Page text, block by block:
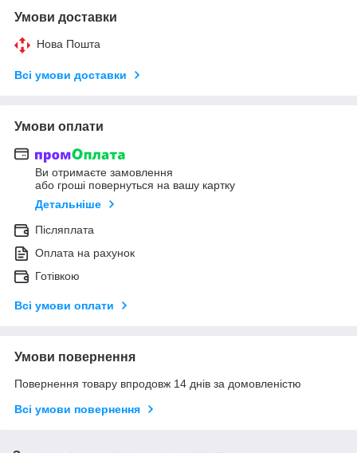
Умови доставки
Нова Пошта
Всі умови доставки
Умови оплати
Ви отримаєте замовлення
або гроші повернуться на вашу картку
Детальніше
Післяплата
Оплата на рахунок
Готівкою
Всі умови оплати
Умови повернення
Повернення товару впродовж 14 днів за домовленістю
Всі умови повернення